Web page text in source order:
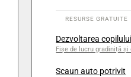
Dezvoltarea copilului
Fișe de lucru gradiniță
Scaun auto potrivit